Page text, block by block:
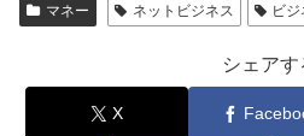
マネー ネットビジネス ビジ
シェアす
X